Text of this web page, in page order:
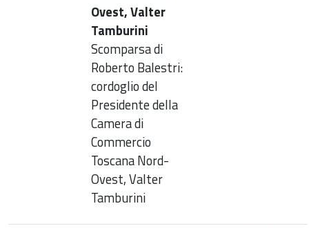
Ovest, Valter
Tamburini
Scomparsa di
Roberto Balestri:
cordoglio del
Presidente della
Camera di
Commercio
Toscana Nord-
Ovest, Valter
Tamburini